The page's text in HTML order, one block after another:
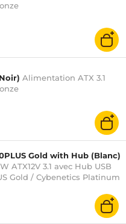
Alimentation ATX 3.1
Gold with Hub (Blanc)
ATX12V 3.1 avec Hub USB
Gold / Cybenetics Platinum